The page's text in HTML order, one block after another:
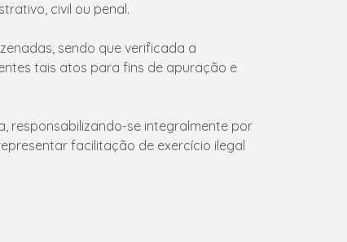
civil ou penal.
sendo que verificada a
tais atos para fins de apuração e
responsabilizando-se integralmente por
facilitação de exercício ilegal